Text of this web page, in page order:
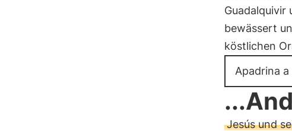
Guadalquivir
bewässert
köstlichen
Apadrina
Jesús und